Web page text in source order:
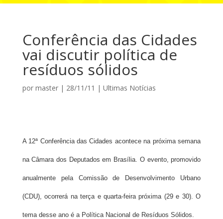
Conferência das Cidades
vai discutir política de
resíduos sólidos
por master| 28/11/11 | Ultimas Notícias
A 12ª Conferência das Cidades acontece na próxima semana
na Câmara dos Deputados em Brasília. O evento, promovido
anualmente pela Comissão de Desenvolvimento Urbano
(CDU), ocorrerá na terça e quarta-feira próxima (29 e 30). O
tema desse ano é a Política Nacional de Resíduos Sólidos.